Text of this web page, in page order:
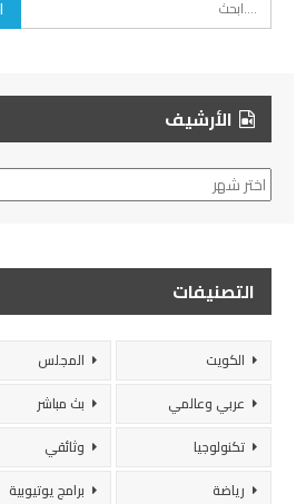
الأرشيف
الأرشيف
التصنيفات
الكويت
المجلس
عربي وعالمي
بث مباشر
تكنولوجيا
وثائقي
رياضة
برامج يوتيوبية